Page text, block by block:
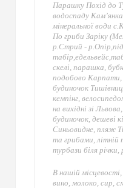
Парашку Похід до
водоспаду
мінеральної води
По гриби Заріку
р.Стрий -
скелі, парашка,
подобово Карпати,
будиночок
кемпінг,
на вихідні зі
будиночок, дешеві
Синьовидне, пляж
та грибами, літній
турбази біля
В нашій
вино, молоко, сир,